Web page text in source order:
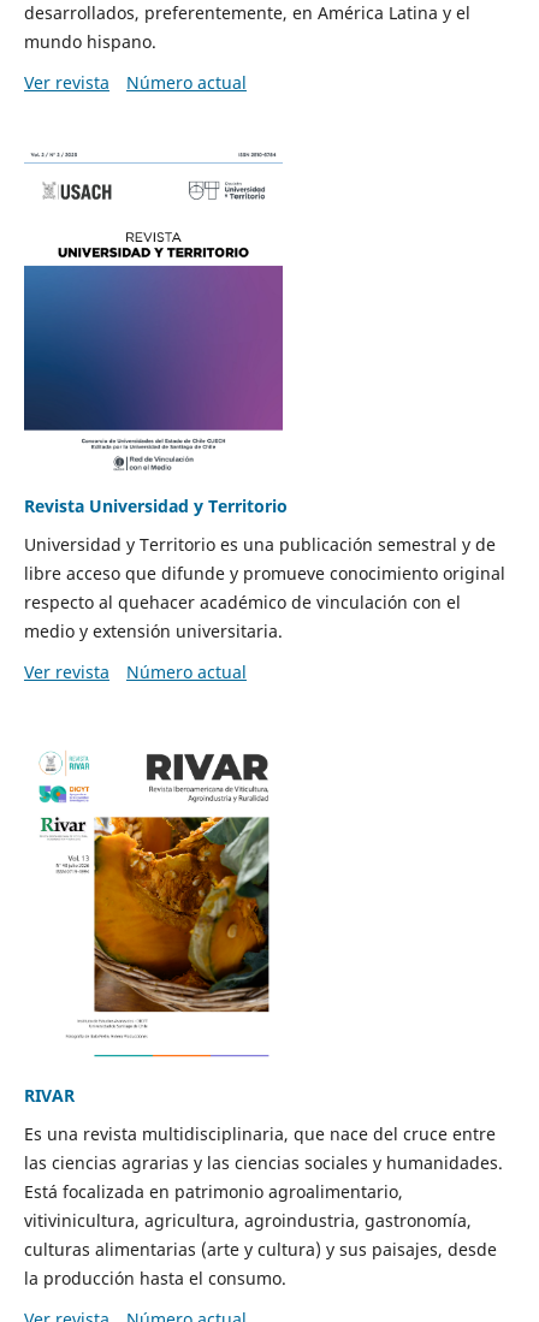
desarrollados, preferentemente, en América Latina y el
mundo hispano.
Ver revista
Número actual
Revista Universidad y Territorio
Universidad y Territorio es una publicación semestral y de
libre acceso que difunde y promueve conocimiento original
respecto al quehacer académico de vinculación con el
medio y extensión universitaria.
Ver revista
Número actual
RIVAR
Es una revista multidisciplinaria, que nace del cruce entre
las ciencias agrarias y las ciencias sociales y humanidades.
Está focalizada en patrimonio agroalimentario,
vitivinicultura, agricultura, agroindustria, gastronomía,
culturas alimentarias (arte y cultura) y sus paisajes, desde
la producción hasta el consumo.